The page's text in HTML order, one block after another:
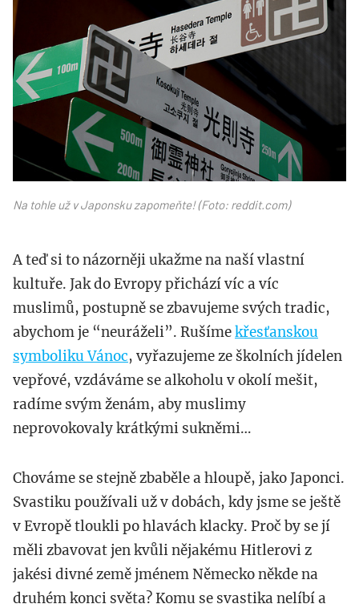
Na tohle už v Japonsku zapomeňte! (Foto: reddit.com)
A teď si to názorněji ukažme na naší vlastní
kultuře. Jak do Evropy přichází víc a víc
muslimů, postupně se zbavujeme svých tradic,
abychom je “neuráželi”. Rušímekřesťanskou
symboliku Vánoc, vyřazujeme ze školních jídelen
vepřové, vzdáváme se alkoholu v okolí mešit,
radíme svým ženám, aby muslimy
neprovokovaly krátkými sukněmi…
Chováme se stejně zbaběle a hloupě, jako Japonci.
Svastiku používali už v dobách, kdy jsme se ještě
v Evropě tloukli po hlavách klacky. Proč by se jí
měli zbavovat jen kvůli nějakému Hitlerovi z
jakési divné země jménem Německo někde na
druhém konci světa? Komu se svastika nelíbí a